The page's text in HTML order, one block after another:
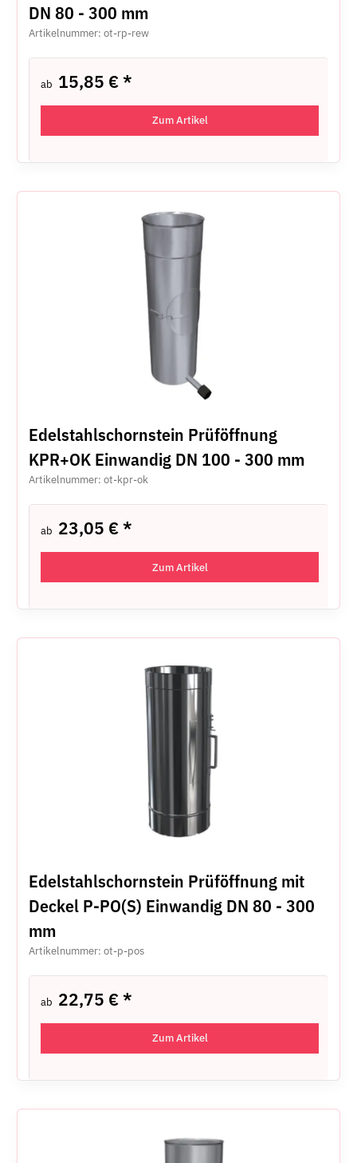
DN 80 - 300 mm
Artikelnummer: ot-rp-rew
ab 15,85 €*
Zum Artikel
Edelstahlschornstein Prüföffnung
KPR+OK Einwandig DN 100 - 300 mm
Artikelnummer: ot-kpr-ok
ab 23,05 €*
Zum Artikel
Edelstahlschornstein Prüföffnung mit
Deckel P-PO(S) Einwandig DN 80 - 300
mm
Artikelnummer: ot-p-pos
ab 22,75 €*
Zum Artikel